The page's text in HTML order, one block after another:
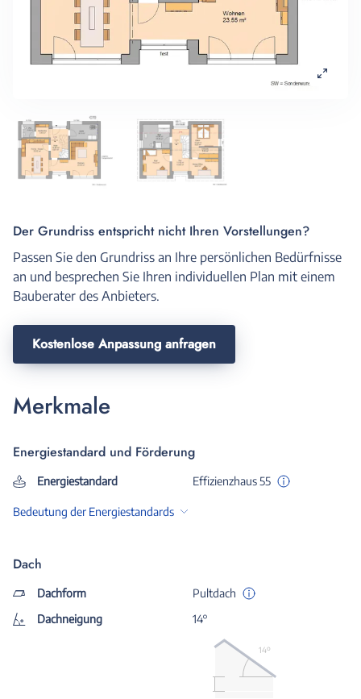
Der Grundriss entspricht nicht Ihren Vorstellungen?
Passen Sie den Grundriss an Ihre persönlichen Bedürfnisse
an und besprechen Sie Ihren individuellen Plan mit einem
Bauberater des Anbieters.
Kostenlose Anpassung anfragen
Merkmale
Energiestandard und Förderung
Energiestandard Effizienzhaus 55
Bedeutung der Energiestandards
Dach
Dachform
Pultdach
Dachneigung
14°
14º